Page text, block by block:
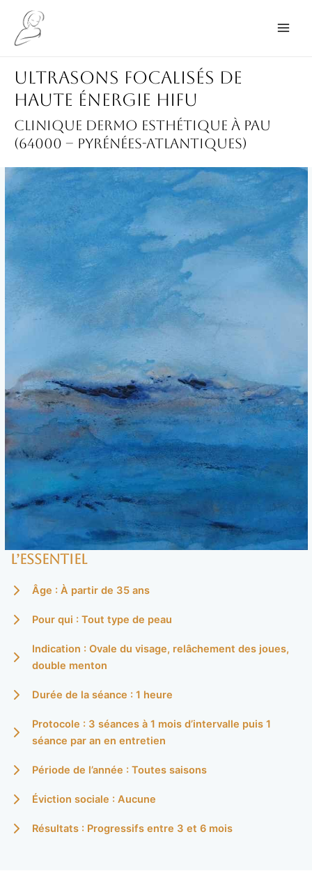
contenu
Ultrasons focalisés de
haute énergie HIFU
Clinique dermo esthétique à Pau
(64000 – Pyrénées-Atlantiques)
L’essentiel
Âge : À partir de 35 ans
Pour qui : Tout type de peau
Indication : Ovale du visage, relâchement des joues,
double menton
Durée de la séance : 1 heure
Protocole : 3 séances à 1 mois d’intervalle puis 1
séance par an en entretien
Période de l’année : Toutes saisons
Éviction sociale : Aucune
Résultats : Progressifs entre 3 et 6 mois